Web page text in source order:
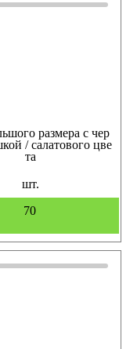
размера с чер
/ салатового цве
та
шт.
70